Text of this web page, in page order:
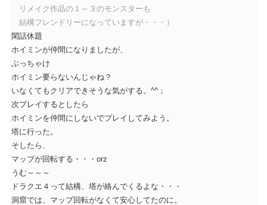
リメイク作品の１～３のモンスターも
結構フレンドリーになっていますが・・・）
閑話休題
ホイミンが仲間になりましたが、
ぶっちゃけ
ホイミン要らないんじゃね？
いなくてもクリアできそうな気がする。^^；
次プレイするとしたら
ホイミンを仲間にしないでプレイしてみよう。
塔に行った。
そしたら、
マップが回転する・・・orz
うむ～～～
ドラクエ４って結構、塔が絡んでくるよな・・・
洞窟では、マップ回転がなくて安心してたのに。